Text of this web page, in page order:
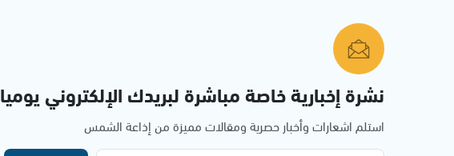
نشرة إخبارية خاصة مباشرة لبريدك الإلكتروني يوميا
استلم اشعارات وأخبار حصرية ومقالات مميزة من إذاعة الشمس